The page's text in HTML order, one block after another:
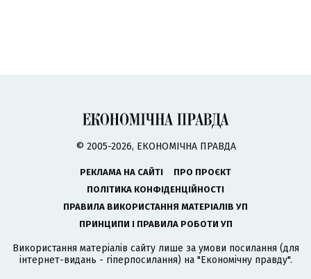
© 2005-2026, ЕКОНОМІЧНА ПРАВДА
РЕКЛАМА НА САЙТІ
ПРО ПРОЄКТ
ПОЛІТИКА КОНФІДЕНЦІЙНОСТІ
ПРАВИЛА ВИКОРИСТАННЯ МАТЕРІАЛІВ УП
ПРИНЦИПИ І ПРАВИЛА РОБОТИ УП
Використання матеріалів сайту лише за умови посилання (для
інтернет-видань - гіперпосилання) на "Економічну правду".